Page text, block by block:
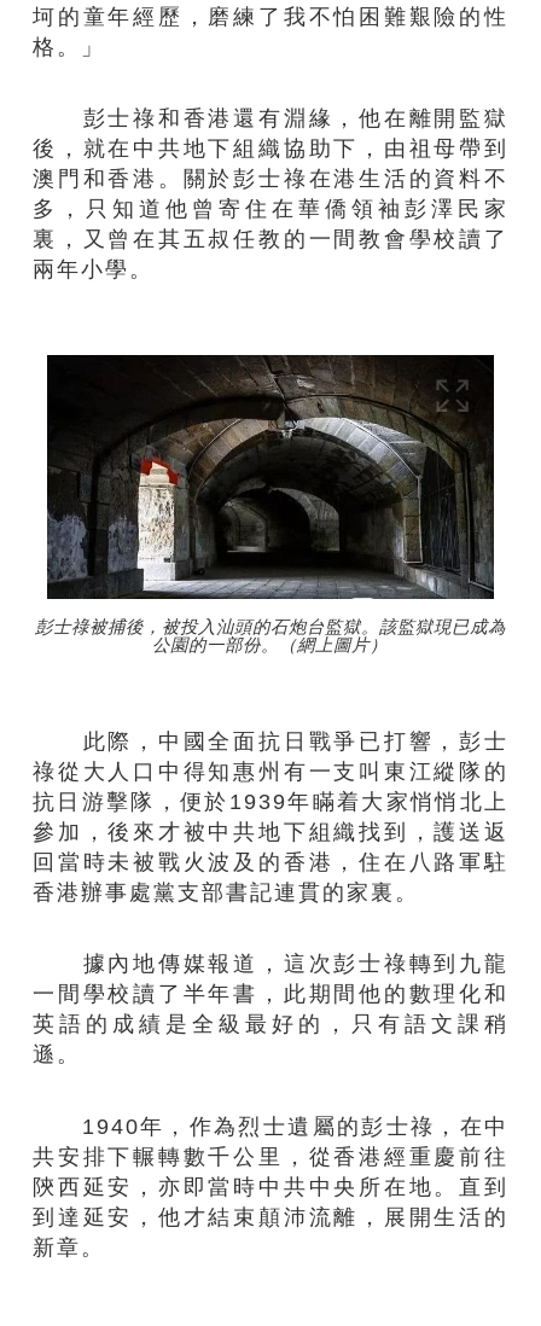
坷的童年經歷，磨練了我不怕困難艱險的性
格。」
彭士祿和香港還有淵緣，他在離開監獄
後，就在中共地下組織協助下，由祖母帶到
澳門和香港。關於彭士祿在港生活的資料不
多，只知道他曾寄住在華僑領袖彭澤民家
裏，又曾在其五叔任教的一間教會學校讀了
兩年小學。
彭士祿被捕後，被投入汕頭的石炮台監獄。該監獄現已成為
公園的一部份。（網上圖片）
此際，中國全面抗日戰爭已打響，彭士
祿從大人口中得知惠州有一支叫東江縱隊的
抗日游擊隊，便於1939年瞞着大家悄悄北上
參加，後來才被中共地下組織找到，護送返
回當時未被戰火波及的香港，住在八路軍駐
香港辦事處黨支部書記連貫的家裏。
據內地傳媒報道，這次彭士祿轉到九龍
一間學校讀了半年書，此期間他的數理化和
英語的成績是全級最好的，只有語文課稍
遜。
1940年，作為烈士遺屬的彭士祿，在中
共安排下輾轉數千公里，從香港經重慶前往
陝西延安，亦即當時中共中央所在地。直到
到達延安，他才結束顛沛流離，展開生活的
新章。